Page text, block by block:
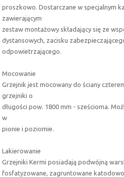
proszkowo. Dostarczane w specjalnym
zawierającym
zestaw montażowy składający się ze
dystansowych, zacisku
odpowietrzającego.
Mocowanie
Grzejnik jest mocowany do ściany
grzejniki o
długości pow. 1800 mm - sześcioma.
w
pionie i poziomie.
Lakierowanie
Grzejniki Kermi posiadają podwójną
fosfatyzowane, zagruntowane